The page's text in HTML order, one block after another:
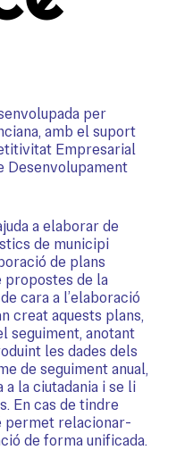
per
amb el suport
Empresarial
Desenvolupament
a elaborar de
de municipi
de plans
de la
cara a l’elaboració
creat aquests plans,
seguiment, anotant
les dades dels
de seguiment anual,
a la ciutadania i se li
En cas de tindre
permet relacionar-
de forma unificada.